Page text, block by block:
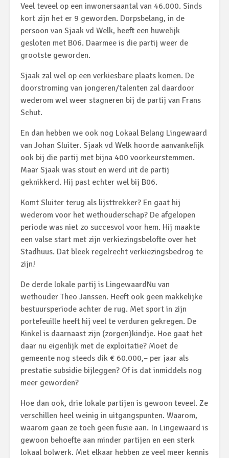
Veel teveel op een inwonersaantal van 46.000. Sinds
kort zijn het er 9 geworden. Dorpsbelang, in de
persoon van Sjaak vd Welk, heeft een huwelijk
gesloten met B06. Daarmee is die partij weer de
grootste geworden.
Sjaak zal wel op een verkiesbare plaats komen. De
doorstroming van jongeren/talenten zal daardoor
wederom wel weer stagneren bij de partij van Frans
Schut.
En dan hebben we ook nog Lokaal Belang Lingewaard
van Johan Sluiter. Sjaak vd Welk hoorde aanvankelijk
ook bij die partij met bijna 400 voorkeurstemmen.
Maar Sjaak was stout en werd uit de partij
geknikkerd. Hij past echter wel bij B06.
Komt Sluiter terug als lijsttrekker? En gaat hij
wederom voor het wethouderschap? De afgelopen
periode was niet zo succesvol voor hem. Hij maakte
een valse start met zijn verkiezingsbelofte over het
Stadhuus. Dat bleek regelrecht verkiezingsbedrog te
zijn!
De derde lokale partij is LingewaardNu van
wethouder Theo Janssen. Heeft ook geen makkelijke
bestuursperiode achter de rug. Met sport in zijn
portefeuille heeft hij veel te verduren gekregen. De
Kinkel is daarnaast zijn (zorgen)kindje. Hoe gaat het
daar nu eigenlijk met de exploitatie? Moet de
gemeente nog steeds dik € 60.000,– per jaar als
prestatie subsidie bijleggen? Of is dat inmiddels nog
meer geworden?
Hoe dan ook, drie lokale partijen is gewoon teveel. Ze
verschillen heel weinig in uitgangspunten. Waarom,
waarom gaan ze toch geen fusie aan. In Lingewaard is
gewoon behoefte aan minder partijen en een sterk
lokaal bolwerk. Met elkaar hebben ze veel meer kennis